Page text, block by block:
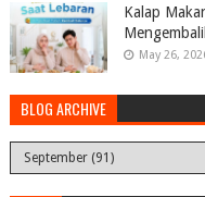
Kalap
May 26,
BLOG ARCHIVE